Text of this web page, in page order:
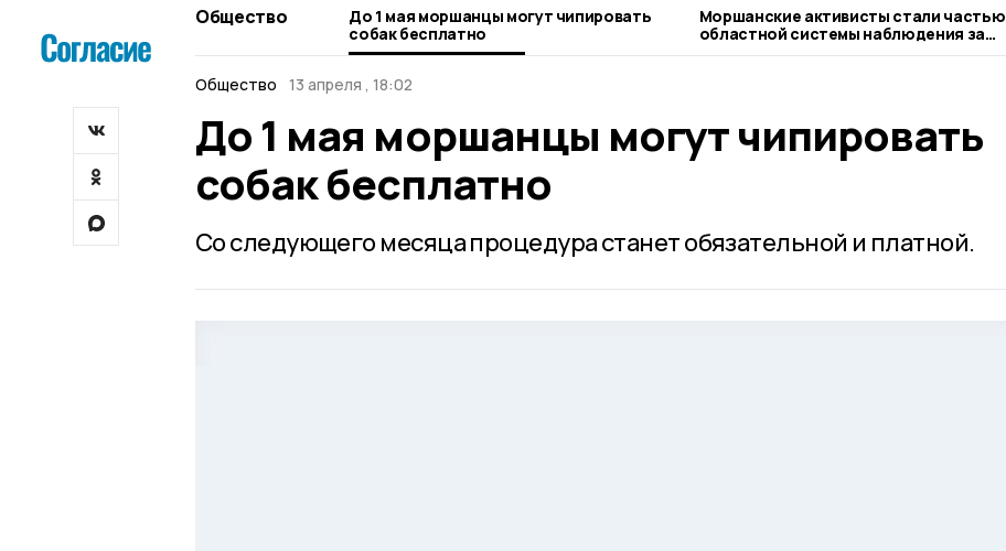
Общество
До 1 мая моршанцы могут чипировать
собак бесплатно
Моршанские активисты стали частью
областной системы наблюдения за
выборами-2026
Общество 13 апреля , 18:02
До 1 мая моршанцы могут чипировать
собак бесплатно
Со следующего месяца процедура станет обязательной и платной.